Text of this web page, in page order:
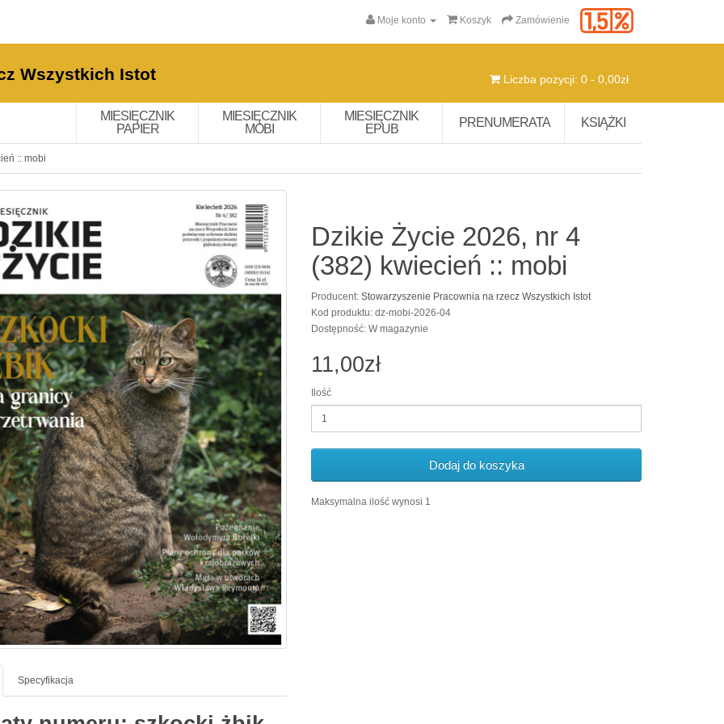
Moje konto Koszyk Zamówienie
Wszystkich Istot Liczba pozycji: 0 - 0,00zł
MIESIĘCZNIK
PAPIER
MIESIĘCZNIK
MOBI
MIESIĘCZNIK
EPUB
PRENUMERATA KSIĄŻKI
:: mobi
Specyfikacja
Dzikie Życie 2026, nr 4
(382) kwiecień :: mobi
Producent:Stowarzyszenie Pracownia na rzecz Wszystkich Istot
Kod produktu: dz-mobi-2026-04
Dostępność: W magazynie
11,00zł
Ilość
Dodaj do koszyka
Maksymalna ilość wynosi 1